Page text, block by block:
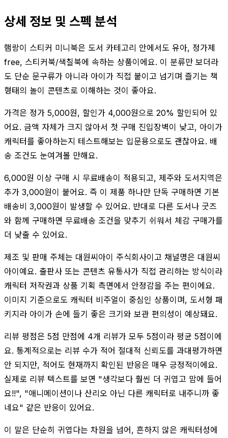
상세 정보 및 스펙 분석
햄랑이 스티커 미니북은 도서 카테고리 안에서도 유아, 정가제
free, 스티커북/색칠북에 속하는 상품이에요. 이 분류만 보더라
도 단순 문구류가 아니라 아이가 직접 붙이고 넘기며 즐기는 책
형태의 놀이 콘텐츠로 이해하는 것이 좋아요.
가격은 정가 5,000원, 할인가 4,000원으로 20% 할인되어 있
어요. 금액 자체가 크지 않아서 첫 구매 진입장벽이 낮고, 아이가
캐릭터를 좋아하는지 테스트해보는 입문용으로도 괜찮아요. 배
송 조건도 눈여겨볼 만해요.
6,000원 이상 구매 시 무료배송이 적용되고, 제주와 도서지역은
추가 3,000원이 붙어요. 즉 이 제품 하나만 단독 구매하면 기본
배송비 3,000원이 발생할 수 있어요. 반대로 다른 도서나 굿즈
와 함께 구매하면 무료배송 조건을 맞추기 쉬워서 체감 구매가를
더 낮출 수 있어요.
제조 및 판매 주체는 대원씨아이 주식회사이고 채널명은 대원씨
아이예요. 출판사 또는 콘텐츠 유통사가 직접 관리하는 방식이라
캐릭터 저작권과 상품 기획 측면에서 안정감을 주는 편이에요.
이미지 기준으로도 캐릭터 비주얼이 중심인 상품이며, 도서형 패
키지라 아이가 손에 들기 좋은 크기와 보관 편의성이 예상돼요.
리뷰 평점은 5점 만점에 4개 리뷰가 모두 5점이라 평균 5점이에
요. 통계적으로는 리뷰 수가 적어 절대적 신뢰도를 과대평가하면
안 되지만, 적어도 현재까지 확인된 반응은 매우 긍정적이에요.
실제로 리뷰 텍스트를 보면 "생각보다 훨씬 더 귀엽고 맘에 들어
요!!", "애니메이션이나 산리오 아닌 다른 캐릭터로 내주니까 좋
네요" 같은 반응이 있어요.
이 말은 단순히 귀엽다는 차원을 넘어, 흔하지 않은 캐릭터성에